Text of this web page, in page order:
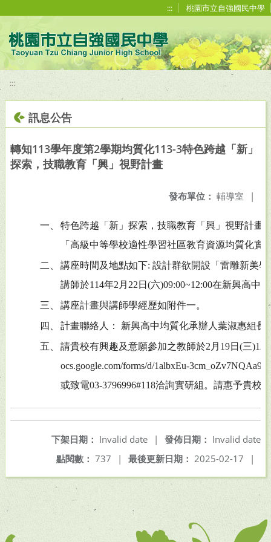
::: 桃園市立自強國民中學
:::
訊息公告
轉知113學年度第2學期均質化113-3特色跨越「新」
探索，技職教育「興」視野計畫
發布單位： 輔導室 |
一、
特色跨越「新」探索，技職教育「興」視野計畫
「高級中等學校適性學習社區教育資源均質化實
二、
講座時間及地點如下: 設計群欲開設「雷雕新美
講師於114年2月22日(六)09:00~12:00在新興高中
三、
講座計畫與講師學經歷如附件一。
四、
計畫聯絡人： 新興高中均質化承辦人葉淑惠組長
五、
請貴校有興趣及意願參加之教師於2月19日(三
ocs.google.com/forms/d/1albxEu-
或致電03-3796996#118洽詢實研組。請惠予貴校
發佈日期： Invalid date
下架日期： Invalid date
|
最後更新日期： 2025-02-17 |
點閱數： 737 |